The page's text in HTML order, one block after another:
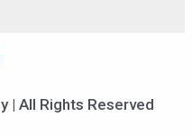
| All Rights Reserved